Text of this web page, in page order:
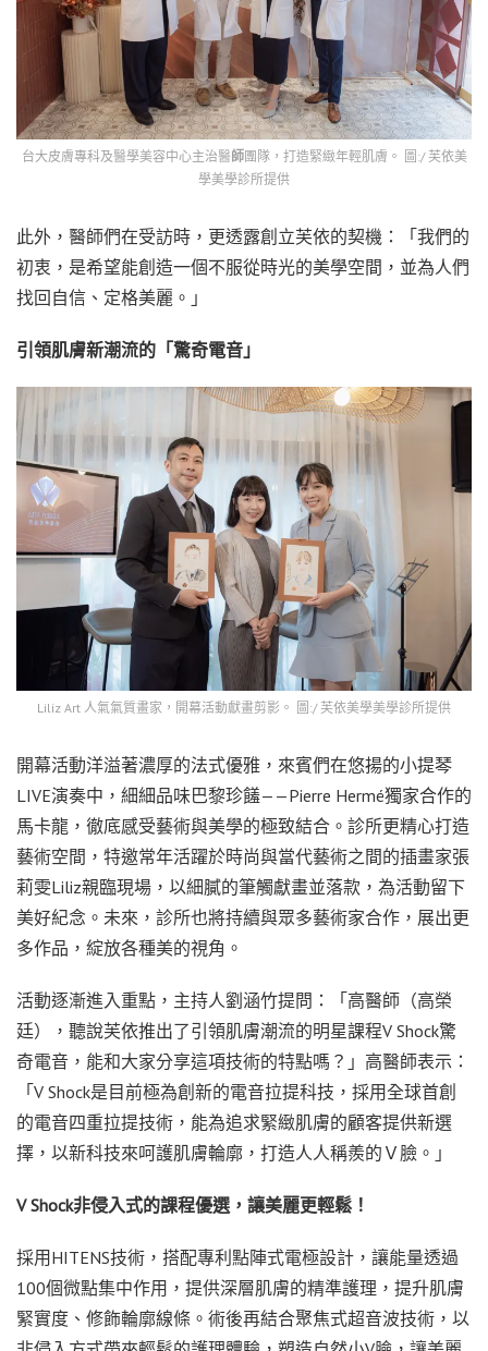
台大皮膚專科及醫學美容中心主治醫師團隊，打造緊緻年輕肌膚。 圖:/ 芙依美
學美學診所提供
此外，醫師們在受訪時，更透露創立芙依的契機：「我們的
初衷，是希望能創造一個不服從時光的美學空間，並為人們
找回自信、定格美麗。」
引領肌膚新潮流的「驚奇電音」
Liliz Art 人氣氣質畫家，開幕活動獻畫剪影。 圖:/ 芙依美學美學診所提供
開幕活動洋溢著濃厚的法式優雅，來賓們在悠揚的小提琴
LIVE演奏中，細細品味巴黎珍饈——Pierre Hermé獨家合作的
馬卡龍，徹底感受藝術與美學的極致結合。診所更精心打造
藝術空間，特邀常年活躍於時尚與當代藝術之間的插畫家張
莉雯Liliz親臨現場，以細膩的筆觸獻畫並落款，為活動留下
美好紀念。未來，診所也將持續與眾多藝術家合作，展出更
多作品，綻放各種美的視角。
活動逐漸進入重點，主持人劉涵竹提問：「高醫師（高榮
廷），聽說芙依推出了引領肌膚潮流的明星課程V Shock驚
奇電音，能和大家分享這項技術的特點嗎？」高醫師表示：
「V Shock是目前極為創新的電音拉提科技，採用全球首創
的電音四重拉提技術，能為追求緊緻肌膚的顧客提供新選
擇，以新科技來呵護肌膚輪廓，打造人人稱羨的Ｖ臉。」
V Shock非侵入式的課程優選，讓美麗更輕鬆！
採用HITENS技術，搭配專利點陣式電極設計，讓能量透過
100個微點集中作用，提供深層肌膚的精準護理，提升肌膚
緊實度、修飾輪廓線條。術後再結合聚焦式超音波技術，以